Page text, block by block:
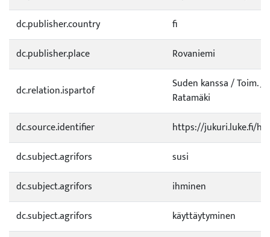
dc.publisher.country
fi
dc.publisher.place
Rovaniemi
dc.relation.ispartof
Suden kanssa / Toim. J.
Ratamäki
dc.source.identifier
https://jukuri.luke.fi/
dc.subject.agrifors
susi
dc.subject.agrifors
ihminen
dc.subject.agrifors
käyttäytyminen